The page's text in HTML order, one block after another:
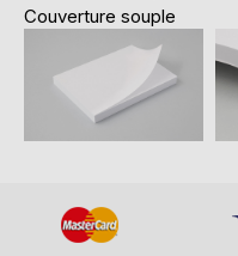
Couverture souple